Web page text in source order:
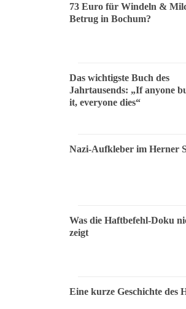
73 Euro für Windeln &
Betrug in Bochum?
Das wichtigste Buch des
Jahrtausends: „If anyone
it, everyone dies“
Nazi-Aufkleber im Herner
Was die Haftbefehl-Doku
zeigt
Eine kurze Geschichte des